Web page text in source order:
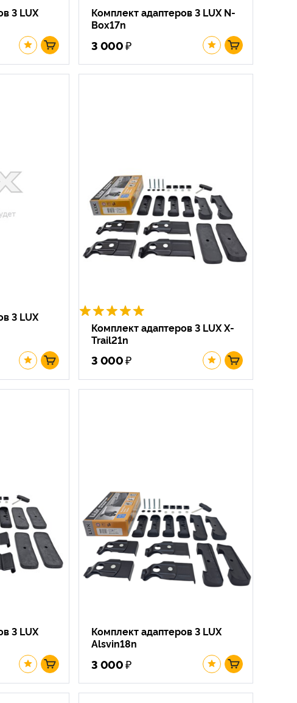
3 LUX
Комплект адаптеров 3 LUX N-
Box17n
3 000₽
3 LUX
Комплект адаптеров 3 LUX X-
Trail21n
3 000₽
3 LUX
Комплект адаптеров 3 LUX
Alsvin18n
3 000₽